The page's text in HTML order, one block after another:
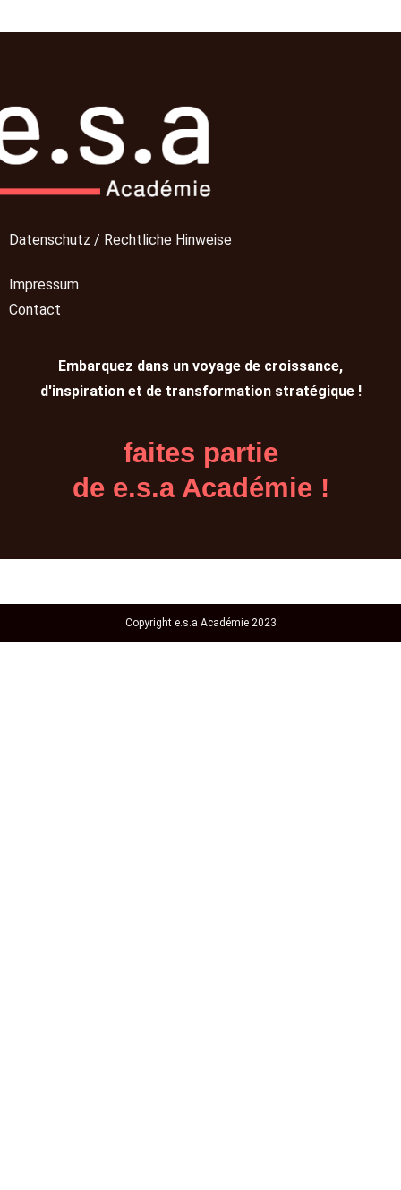
Datenschutz / Rechtliche Hinweise
Impressum
Contact
Embarquez dans un voyage de croissance,
d'inspiration et de transformation stratégique !
faites partie
de e.s.a Académie !
Copyright e.s.a Académie 2023